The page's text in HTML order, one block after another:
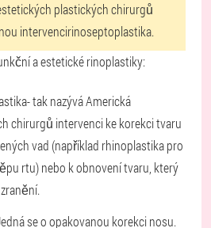
plastických chirurgů
intervencirinoseptoplastika.
a estetické rinoplastiky:
- tak nazývá Americká
chirurgů intervenci ke korekci tvaru
vad (například rhinoplastika pro
rtu) nebo k obnovení tvaru, který
se o opakovanou korekci nosu.